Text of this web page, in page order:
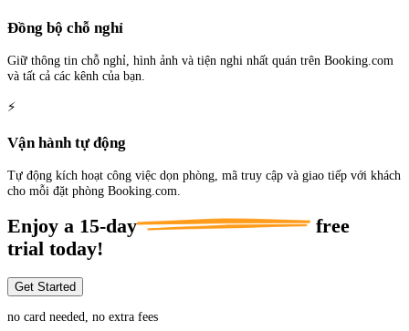
Đồng bộ chỗ nghỉ
Giữ thông tin chỗ nghỉ, hình ảnh và tiện nghi nhất quán trên Booking.com
và tất cả các kênh của bạn.
⚡
Vận hành tự động
Tự động kích hoạt công việc dọn phòng, mã truy cập và giao tiếp với khách
cho mỗi đặt phòng Booking.com.
Enjoy a 15-day
free
trial today!
Get Started
no card needed, no extra fees